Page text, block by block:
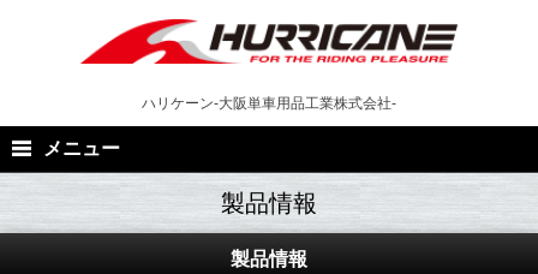
ハリケーン-大阪単車用品工業株式会社-
メニュー
製品情報